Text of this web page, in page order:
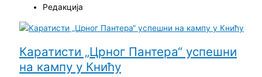
Редакција
Каратисти „Црног Пантера“ успешни
на кампу у Книћу